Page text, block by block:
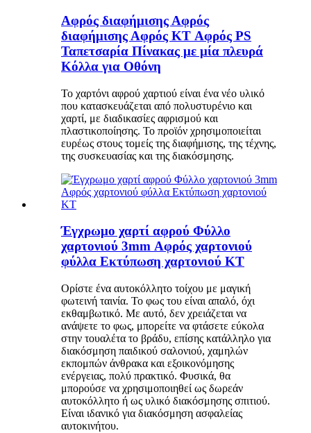
Αφρός διαφήμισης Αφρός
διαφήμισης Αφρός KT Αφρός PS
Ταπετσαρία Πίνακας με μία πλευρά
Κόλλα για Οθόνη
Το χαρτόνι αφρού χαρτιού είναι ένα νέο υλικό
που κατασκευάζεται από πολυστυρένιο και
χαρτί, με διαδικασίες αφρισμού και
πλαστικοποίησης. Το προϊόν χρησιμοποιείται
ευρέως στους τομείς της διαφήμισης, της τέχνης,
της συσκευασίας και της διακόσμησης.
Έγχρωμο χαρτί αφρού Φύλλο
χαρτονιού 3mm Αφρός χαρτονιού
φύλλα Εκτύπωση χαρτονιού KT
Ορίστε ένα αυτοκόλλητο τοίχου με μαγική
φωτεινή ταινία. Το φως του είναι απαλό, όχι
εκθαμβωτικό. Με αυτό, δεν χρειάζεται να
ανάψετε το φως, μπορείτε να φτάσετε εύκολα
στην τουαλέτα το βράδυ, επίσης κατάλληλο για
διακόσμηση παιδικού σαλονιού, χαμηλών
εκπομπών άνθρακα και εξοικονόμησης
ενέργειας, πολύ πρακτικό. Φυσικά, θα
μπορούσε να χρησιμοποιηθεί ως δωρεάν
αυτοκόλλητο ή ως υλικό διακόσμησης σπιτιού.
Είναι ιδανικό για διακόσμηση ασφαλείας
αυτοκινήτου.